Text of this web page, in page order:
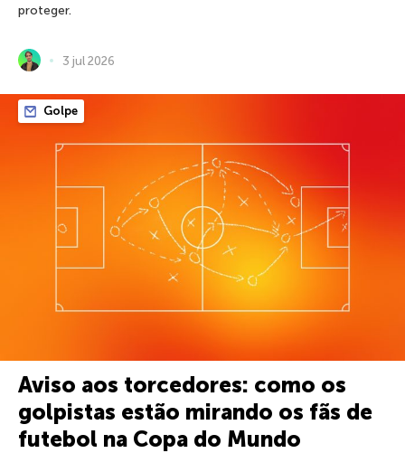
proteger.
3 jul 2026
Golpe
Aviso aos torcedores: como os
golpistas estão mirando os fãs de
futebol na Copa do Mundo